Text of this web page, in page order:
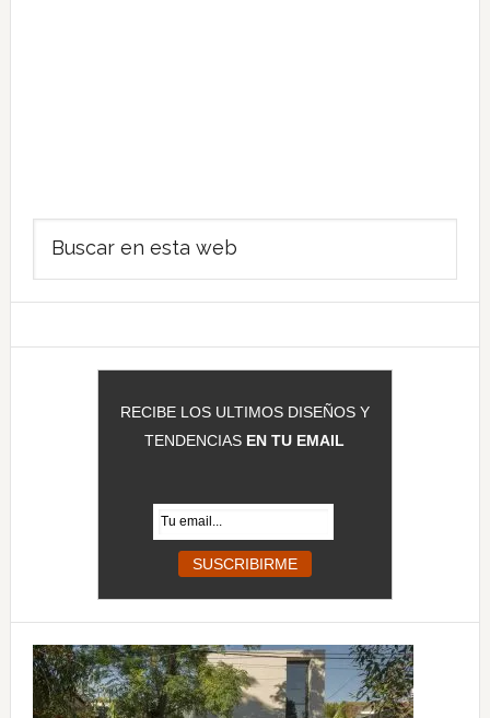
Barra
lateral
principal
RECIBE LOS ULTIMOS DISEÑOS Y
TENDENCIAS EN TU EMAIL